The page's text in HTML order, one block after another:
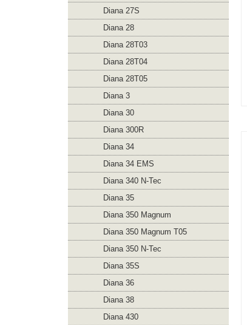
Diana 27S
Diana 28
Diana 28T03
Diana 28T04
Diana 28T05
Diana 3
Diana 30
Diana 300R
Diana 34
Diana 34 EMS
Diana 340 N-Tec
Diana 35
Diana 350 Magnum
Diana 350 Magnum T05
Diana 350 N-Tec
Diana 35S
Diana 36
Diana 38
Diana 430